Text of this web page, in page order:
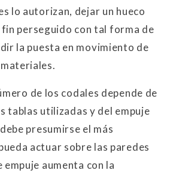
lo autorizan, dejar un hueco
perseguido con tal forma de
la puesta en movimiento de
de los codales depende de
tablas utilizadas y del empuje
presumirse el más
actuar sobre las paredes
aumenta con la